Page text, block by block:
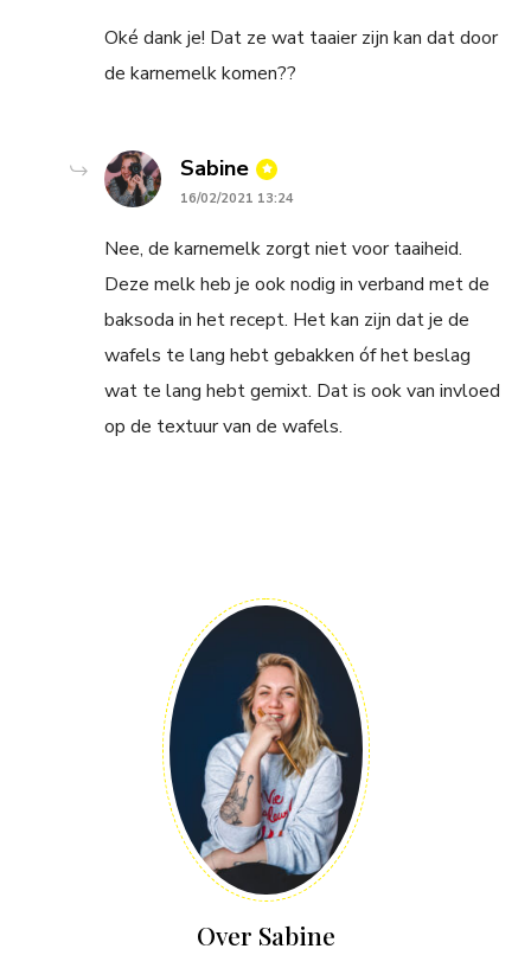
Oké dank je! Dat ze wat taaier zijn kan dat door
de karnemelk komen??
Sabine says:
16/02/2021 13:24
Nee, de karnemelk zorgt niet voor taaiheid.
Deze melk heb je ook nodig in verband met de
baksoda in het recept. Het kan zijn dat je de
wafels te lang hebt gebakken óf het beslag
wat te lang hebt gemixt. Dat is ook van invloed
op de textuur van de wafels.
Over Sabine